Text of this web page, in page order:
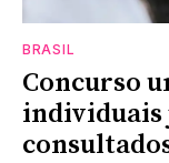
BRASIL
Concurso
individuais